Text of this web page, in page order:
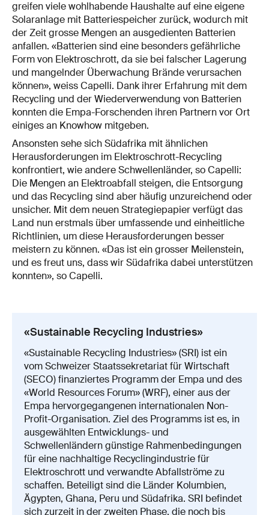
greifen viele wohlhabende Haushalte auf eine eigene
Solaranlage mit Batteriespeicher zurück, wodurch mit
der Zeit grosse Mengen an ausgedienten Batterien
anfallen. «Batterien sind eine besonders gefährliche
Form von Elektroschrott, da sie bei falscher Lagerung
und mangelnder Überwachung Brände verursachen
können», weiss Capelli. Dank ihrer Erfahrung mit dem
Recycling und der Wiederverwendung von Batterien
konnten die Empa-Forschenden ihren Partnern vor Ort
einiges an Knowhow mitgeben.
Ansonsten sehe sich Südafrika mit ähnlichen
Herausforderungen im Elektroschrott-Recycling
konfrontiert, wie andere Schwellenländer, so Capelli:
Die Mengen an Elektroabfall steigen, die Entsorgung
und das Recycling sind aber häufig unzureichend oder
unsicher. Mit dem neuen Strategiepapier verfügt das
Land nun erstmals über umfassende und einheitliche
Richtlinien, um diese Herausforderungen besser
meistern zu können. «Das ist ein grosser Meilenstein,
und es freut uns, dass wir Südafrika dabei unterstützen
konnten», so Capelli.
«Sustainable Recycling Industries»
«Sustainable Recycling Industries» (SRI) ist ein
vom Schweizer Staatssekretariat für Wirtschaft
(SECO) finanziertes Programm der Empa und des
«World Resources Forum» (WRF), einer aus der
Empa hervorgegangenen internationalen Non-
Profit-Organisation. Ziel des Programms ist es, in
ausgewählten Entwicklungs- und
Schwellenländern günstige Rahmenbedingungen
für eine nachhaltige Recyclingindustrie für
Elektroschrott und verwandte Abfallströme zu
schaffen. Beteiligt sind die Länder Kolumbien,
Ägypten, Ghana, Peru und Südafrika. SRI befindet
sich zurzeit in der zweiten Phase, die noch bis